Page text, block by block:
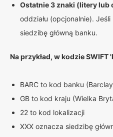
Ostatnie 3 znaki (litery lub
oddziału (opcjonalnie).
siedzibę główną banku.
Na przykład, w kodzie SWIFT
BARC to kod banku
GB to kod kraju (Wielka
22 to kod lokalizacji
XXX oznacza siedzibę